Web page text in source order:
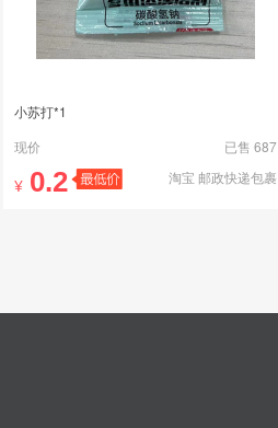
小苏打*1
现价
已售 687
¥ 0.2 淘宝 邮政快递包裹